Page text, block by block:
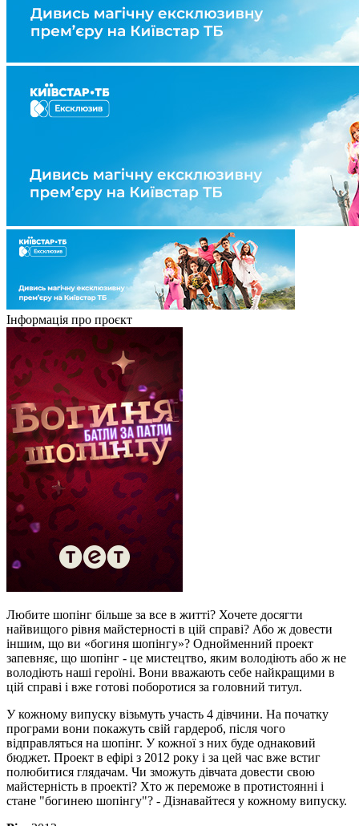
Інформація про проєкт
Любите шопінг більше за все в житті? Хочете досягти
найвищого рівня майстерності в цій справі? Або ж довести
іншим, що ви «богиня шопінгу»? Однойменний проект
запевняє, що шопінг - це мистецтво, яким володіють або ж не
володіють наші героїні. Вони вважають себе найкращими в
цій справі і вже готові поборотися за головний титул.
У кожному випуску візьмуть участь 4 дівчини. На початку
програми вони покажуть свій гардероб, після чого
відправляться на шопінг. У кожної з них буде однаковий
бюджет. Проект в ефірі з 2012 року і за цей час вже встиг
полюбитися глядачам. Чи зможуть дівчата довести свою
майстерність в проекті? Хто ж переможе в протистоянні і
стане "богинею шопінгу"? - Дізнавайтеся у кожному випуску.